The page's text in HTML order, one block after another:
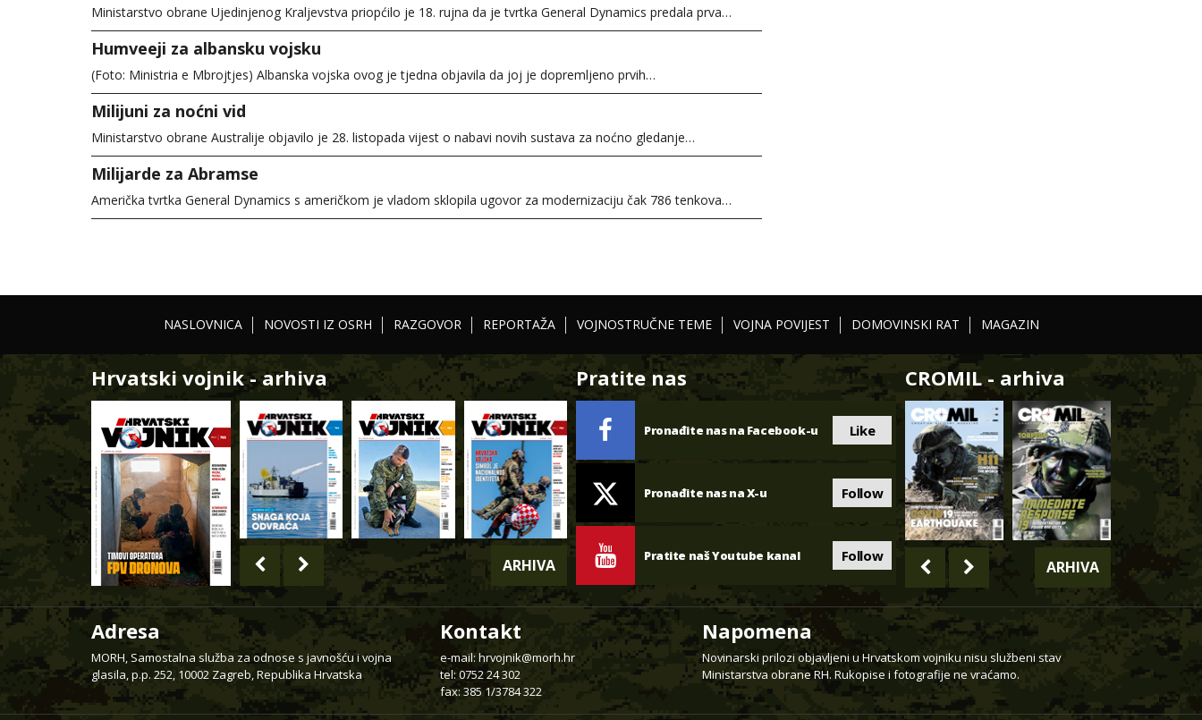
Ministarstvo obrane Ujedinjenog Kraljevstva priopćilo je 18. rujna da je tvrtka General Dynamics predala prva…
Humveeji za albansku vojsku
(Foto: Ministria e Mbrojtjes) Albanska vojska ovog je tjedna objavila da joj je dopremljeno prvih…
Milijuni za noćni vid
Ministarstvo obrane Australije objavilo je 28. listopada vijest o nabavi novih sustava za noćno gledanje…
Milijarde za Abramse
Američka tvrtka General Dynamics s američkom je vladom sklopila ugovor za modernizaciju čak 786 tenkova…
NASLOVNICA NOVOSTI IZ OSRH RAZGOVOR REPORTAŽA VOJNOSTRUČNE TEME VOJNA POVIJEST DOMOVINSKI RAT MAGAZIN
Hrvatski vojnik - arhiva
ARHIVA
Pratite nas
Pronađite nas na Facebook-u Like
Pronađite nas na X-u Follow
Pratite naš Youtube kanal Follow
CROMIL - arhiva
ARHIVA
Adresa
MORH, Samostalna služba za odnose s javnošću i vojna
glasila, p.p. 252, 10002 Zagreb, Republika Hrvatska
Kontakt
e-mail: hrvojnik@morh.hr
tel: 0752 24 302
fax: 385 1/3784 322
Napomena
Novinarski prilozi objavljeni u Hrvatskom vojniku nisu službeni stav
Ministarstva obrane RH. Rukopise i fotografije ne vraćamo.